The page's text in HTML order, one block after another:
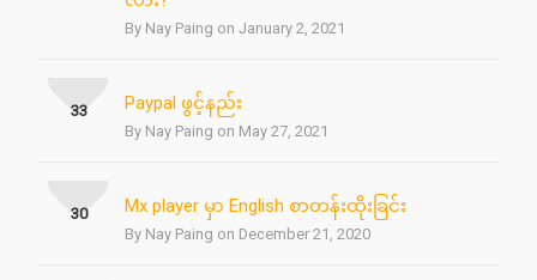
By Nay Paing on January 2, 2021
Paypal ဖွင့်နည်း
By Nay Paing on May 27, 2021
33
Mx player မှာ English စာတန်းထိုးခြင်း
By Nay Paing on December 21, 2020
30